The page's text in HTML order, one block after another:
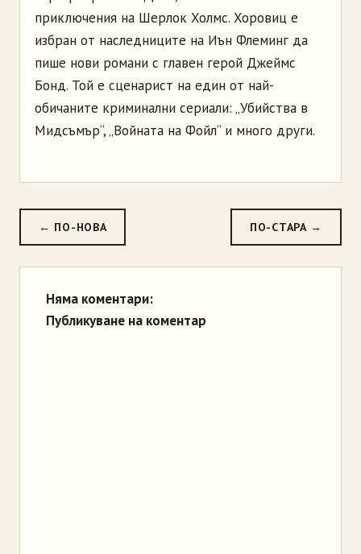
приключения на Шерлок Холмс. Хоровиц е
избран от наследниците на Иън Флеминг да
пише нови романи с главен герой Джеймс
Бонд. Той е сценарист на един от най-
обичаните криминални сериали: „Убийства в
Мидсъмър“, „Войната на Фойл“ и много други.
← ПО-НОВА ПО-СТАРА →
Няма коментари:
Публикуване на коментар